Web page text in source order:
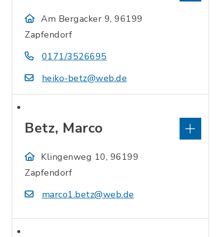
Am Bergacker 9, 96199
Zapfendorf
0171/3526695
heiko-betz@web.de
Betz, Marco
Klingenweg 10, 96199
Zapfendorf
marco1.betz@web.de